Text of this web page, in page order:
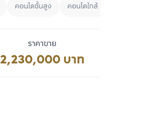
คอนโดชั้นสูง คอนโดใกล้ BTS
ราคาขาย
2,230,000 บาท